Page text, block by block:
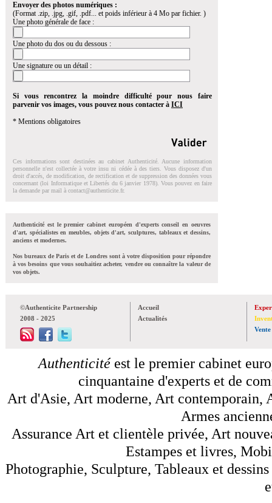
Envoyer des photos numériques :
(Format .zip, .jpg, .gif, .pdf... et poids inférieur à 4 Mo par fichier. )
Une photo générale de face :
Une photo du dos ou du dessous :
Une signature ou un détail :
Si vous rencontrez la moindre difficulté pour nous faire
parvenir vos images, vous pouvez nous contacter à ICI
* Mentions obligatoires
Ces informations sont destinées au cabinet Authenticité. Aucune information
personnelle n'est collectée à votre insu ni cédée à des tiers. Vous disposez d'un
droit d'accés, de modification, de rectification et de suppression des données vous
concernant (loi Informatique et Libertés du 6 janvier 1978). Vous pouvez en faire
la demande par mail à contact@authenticite.fr.
Authenticité est le premier cabinet européen d'experts conseil en oeuvres
d'art, spécialistes en meubles, objets d'art, sculptures, tableaux et dessins,
anciens et modernes.
Nos bureaux de Paris et de Londres sont à votre disposition pour répondre
à vos besoins que vous souhaitiez acheter, vendre ou connaître la valeur de
vos objets.
©Authenticite Partnership
2008 - 2025
Accueil
Actualités
Vente
Authenticitéest le premier cabinet
cinquantaine d'experts et de
Art d'Asie, Art moderne, Art contemporain,
Armes
Assurance Art et clientèle privée, Art
Estampes et livres,
Photographie, Sculpture, Tableaux et